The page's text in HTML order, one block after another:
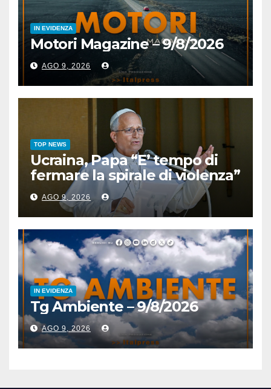
IN EVIDENZA
Motori Magazine – 9/8/2026
AGO 9, 2026
TOP NEWS
Ucraina, Papa “E’ tempo di
fermare la spirale di violenza”
AGO 9, 2026
IN EVIDENZA
Tg Ambiente – 9/8/2026
AGO 9, 2026